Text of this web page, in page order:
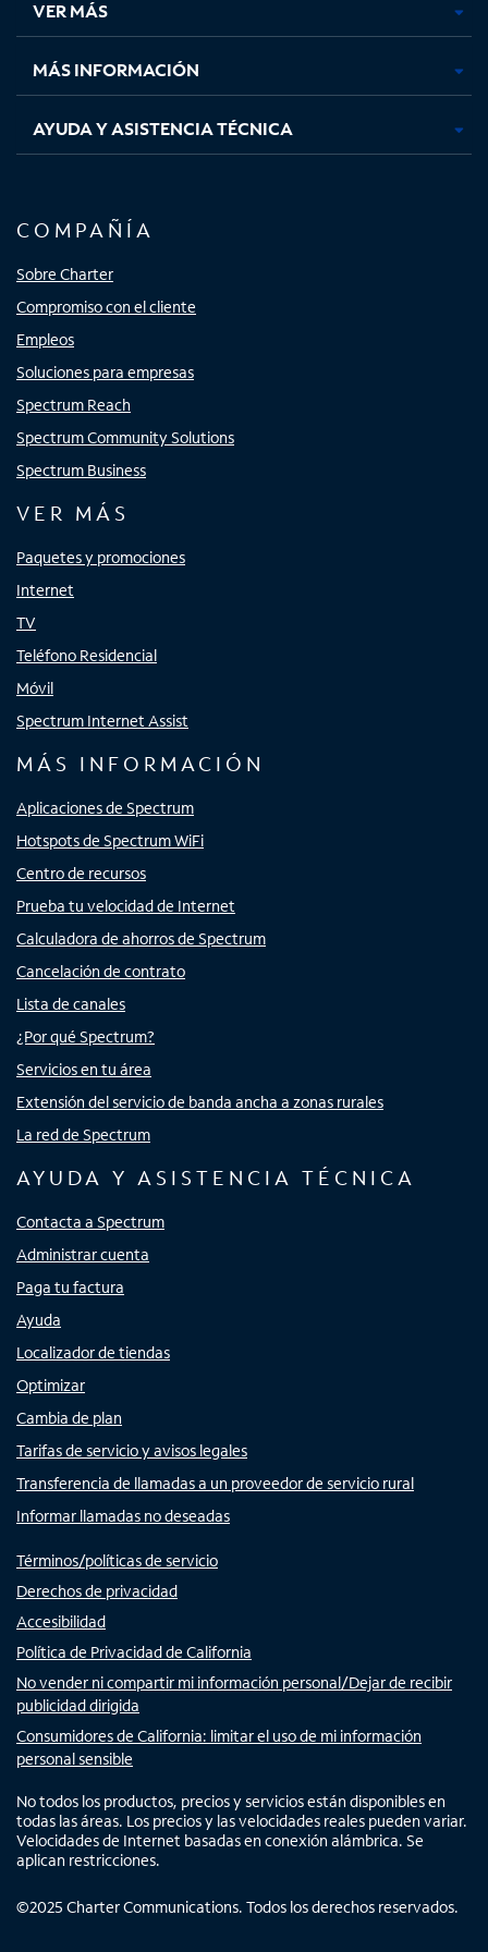
pestaña
nueva
pestaña
nueva
pestaña
nuevanueva
VER MÁS
MÁS INFORMACIÓN
AYUDA Y ASISTENCIA TÉCNICA
COMPAÑÍA
Sobre Charter
Compromiso con el cliente
Empleos
Soluciones para empresas
Spectrum Reach
Spectrum Community Solutions
Spectrum Business
VER MÁS
Paquetes y promociones
Internet
TV
Teléfono Residencial
Móvil
Spectrum Internet Assist
MÁS INFORMACIÓN
Aplicaciones de Spectrum
Hotspots de Spectrum WiFi
Centro de recursos
Prueba tu velocidad de Internet
Calculadora de ahorros de Spectrum
Cancelación de contrato
Lista de canales
¿Por qué Spectrum?
Servicios en tu área
Extensión del servicio de banda ancha a zonas rurales
La red de Spectrum
AYUDA Y ASISTENCIA TÉCNICA
Contacta a Spectrum
Administrar cuenta
Paga tu factura
Ayuda
Localizador de tiendas
Optimizar
Cambia de plan
Tarifas de servicio y avisos legales
Transferencia de llamadas a un proveedor de servicio rural
Informar llamadas no deseadas
Términos/políticas de servicio
Derechos de privacidad
Accesibilidad
Política de Privacidad de California
No vender ni compartir mi información personal/Dejar de recibir
publicidad dirigida
Consumidores de California: limitar el uso de mi información
personal sensible
No todos los productos, precios y servicios están disponibles en
todas las áreas. Los precios y las velocidades reales pueden variar.
Velocidades de Internet basadas en conexión alámbrica. Se
aplican restricciones.
©2025 Charter Communications. Todos los derechos reservados.